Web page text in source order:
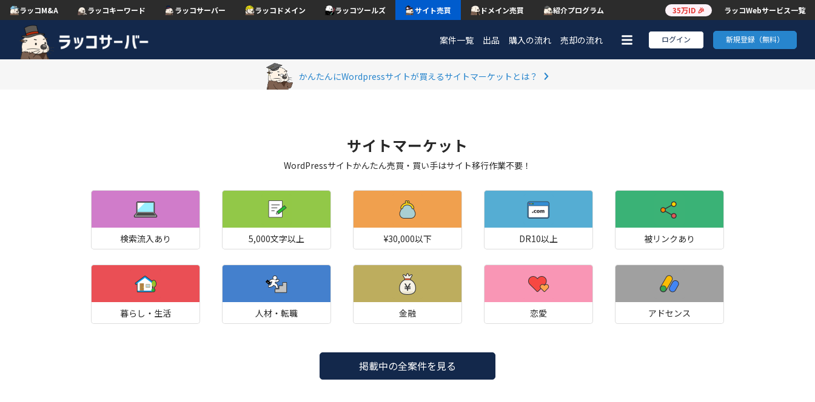
ラッコM&A ラッコキーワード ラッコサーバー ラッコドメイン ラッコツールズ サイト売買 ドメイン売買 紹介プログラム 35万ID 🎉 ラッコWebサービス一覧
案件一覧 出品 購入の流れ 売却の流れ ログイン 新規登録（無料）
かんたんにWordpressサイトが買えるサイトマーケットとは？
サイトマーケット
WordPressサイトかんたん売買・買い手はサイト移行作業不要！
検索流入あり 5,000文字以上 ¥30,000以下 DR10以上 被リンクあり
暮らし・生活 人材・転職 金融 恋愛 アドセンス
掲載中の全案件を見る